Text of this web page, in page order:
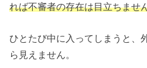
れば不審者の存在は目立ちませ
ひとたび中に入ってしまうと、
ら見えません。